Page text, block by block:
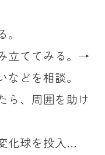
立ててみる。→
どを相談。
ら、周囲を助け
化球を投入…